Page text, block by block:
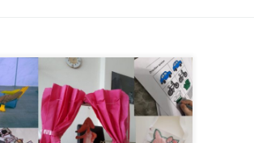
Auch die Rucksack Familien mussten
sich an die neue Situation gewöhnen.
Sie hatten und haben Ängste.
Anfänglich standen eher Fragen zu